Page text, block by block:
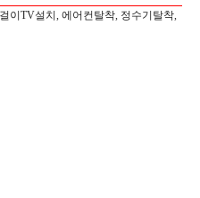
이TV설치, 에어컨탈착, 정수기탈착,